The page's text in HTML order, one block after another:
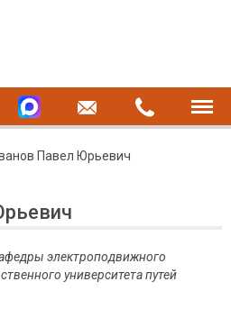
Павел Юрьевич
электроподвижного
университета путей